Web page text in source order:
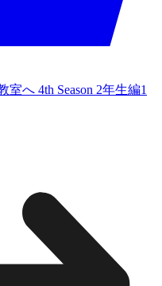
へ 4th Season 2年生編1